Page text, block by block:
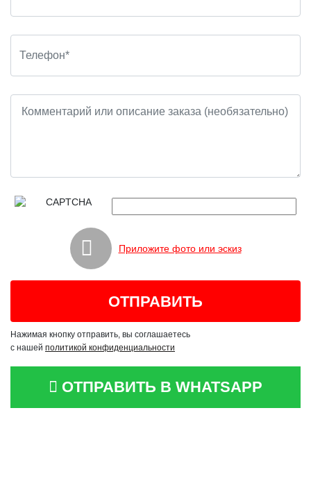
Приложите фото или эскиз
Нажимая кнопку отправить, вы соглашаетесь
с нашей политикой конфиденциальности
ОТПРАВИТЬ В WHATSAPP